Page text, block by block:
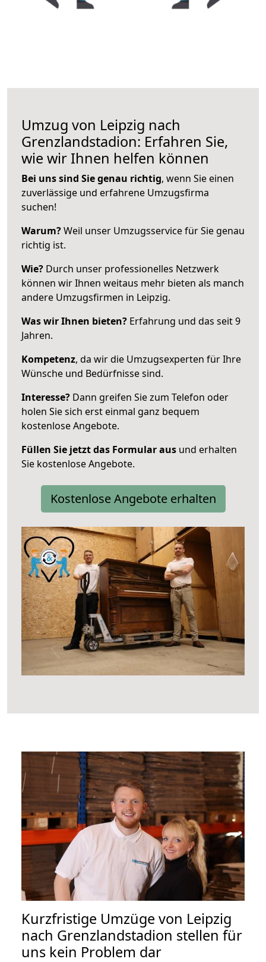
Umzug von Leipzig nach
Grenzlandstadion: Erfahren Sie,
wie wir Ihnen helfen können
Bei uns sind Sie genau richtig, wenn Sie einen
zuverlässige und erfahrene Umzugsfirma
suchen!
Warum?Weil unser Umzugsservice für Sie genau
richtig ist.
Wie? Durch unser professionelles Netzwerk
können wir Ihnen weitaus mehr bieten als manch
andere Umzugsfirmen in Leipzig.
Was wir Ihnen bieten? Erfahrung und das seit 9
Jahren.
Kompetenz, da wir die Umzugsexperten für Ihre
Wünsche und Bedürfnisse sind.
Interesse? Dann greifen Sie zum Telefon oder
holen Sie sich erst einmal ganz bequem
kostenlose Angebote.
Füllen Sie jetzt das Formular aus und erhalten
Sie kostenlose Angebote.
Kostenlose Angebote erhalten
Kurzfristige Umzüge von Leipzig
nach Grenzlandstadion stellen für
uns kein Problem dar